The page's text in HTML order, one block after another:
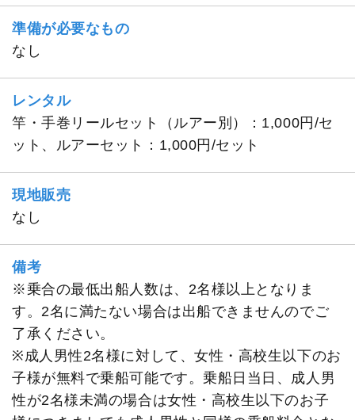
準備が必要なもの
なし
レンタル
竿・手巻リールセット（ルアー別）：1,000円/セ
ット、ルアーセット：1,000円/セット
現地販売
なし
備考
※乗合の最低出船人数は、2名様以上となりま
す。2名に満たない場合は出船できませんのでご
了承ください。
※成人男性2名様に対して、女性・高校生以下のお
子様が無料で乗船可能です。乗船日当日、成人男
性が2名様未満の場合は女性・高校生以下のお子